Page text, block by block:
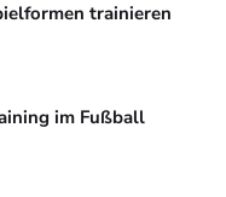
trainieren
im Fußball